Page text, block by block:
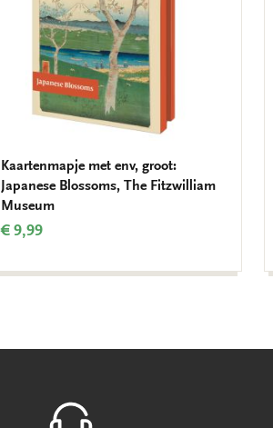
Kaartenmapje met env, groot:
Japanese Blossoms, The Fitzwilliam
Museum
€ 9,99